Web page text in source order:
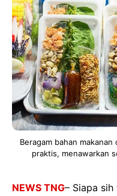
Beragam bahan
praktis, menawarkan
NEWS TNG– Siapa